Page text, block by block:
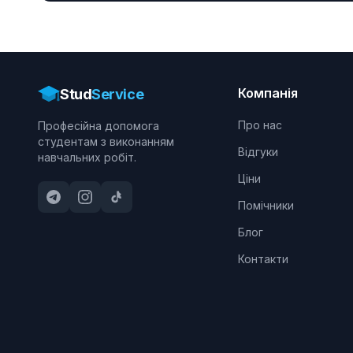
StudService
Професійна допомога
студентам з виконанням
навчальних робіт.
Компанія
Про нас
Відгуки
Ціни
Помічники
Блог
Контакти